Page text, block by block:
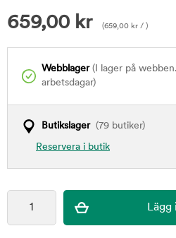
659,00 kr (659,00 kr / )
Webblager(I lager på
arbetsdagar)
Butikslager(79 butiker)
Reservera i butik